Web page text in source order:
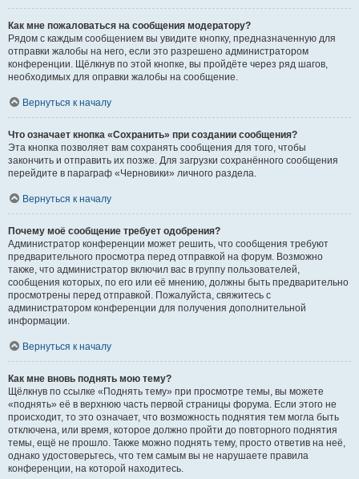
Как мне пожаловаться на сообщения модератору?
Рядом с каждым сообщением вы увидите кнопку, предназначенную для
отправки жалобы на него, если это разрешено администратором
конференции. Щёлкнув по этой кнопке, вы пройдёте через ряд шагов,
необходимых для оправки жалобы на сообщение.
Вернуться к началу
Что означает кнопка «Сохранить» при создании сообщения?
Эта кнопка позволяет вам сохранять сообщения для того, чтобы
закончить и отправить их позже. Для загрузки сохранённого сообщения
перейдите в параграф «Черновики» личного раздела.
Вернуться к началу
Почему моё сообщение требует одобрения?
Администратор конференции может решить, что сообщения требуют
предварительного просмотра перед отправкой на форум. Возможно
также, что администратор включил вас в группу пользователей,
сообщения которых, по его или её мнению, должны быть предварительно
просмотрены перед отправкой. Пожалуйста, свяжитесь с
администратором конференции для получения дополнительной
информации.
Вернуться к началу
Как мне вновь поднять мою тему?
Щёлкнув по ссылке «Поднять тему» при просмотре темы, вы можете
«поднять» её в верхнюю часть первой страницы форума. Если этого не
происходит, то это означает, что возможность поднятия тем могла быть
отключена, или время, которое должно пройти до повторного поднятия
темы, ещё не прошло. Также можно поднять тему, просто ответив на неё,
однако удостоверьтесь, что тем самым вы не нарушаете правила
конференции, на которой находитесь.